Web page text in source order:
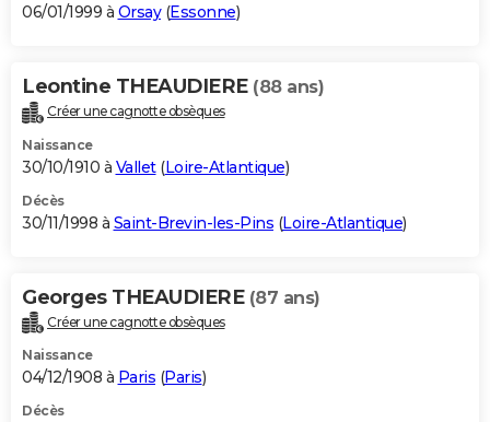
06/01/1999 à Orsay(Essonne)
Leontine THEAUDIERE (88 ans)
Créer une cagnotte obsèques
Naissance
30/10/1910 à Vallet(Loire-Atlantique)
Décès
30/11/1998 à Saint-Brevin-les-Pins (Loire-Atlantique)
Georges THEAUDIERE (87 ans)
Créer une cagnotte obsèques
Naissance
04/12/1908 à Paris (Paris)
Décès